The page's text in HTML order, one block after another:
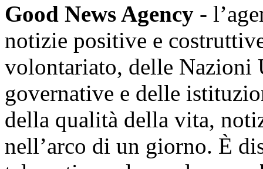
Good News Agency -
notizie positive e
volontariato, delle Nazioni
governative e delle
della qualità della vita,
nell’arco di un giorno. È